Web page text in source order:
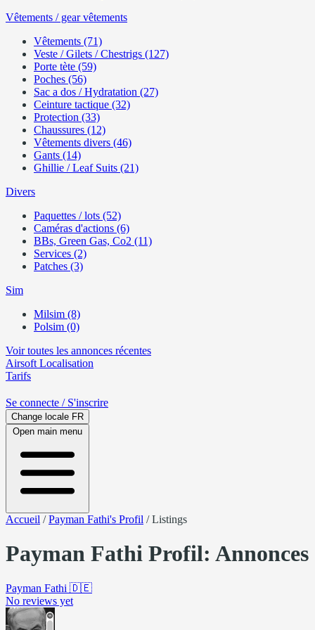
Vêtements / gear vêtements
Vêtements (71)
Veste / Gilets / Chestrigs (127)
Porte tète (59)
Poches (56)
Sac a dos / Hydratation (27)
Ceinture tactique (32)
Protection (33)
Chaussures (12)
Vêtements divers (46)
Gants (14)
Ghillie / Leaf Suits (21)
Divers
Paquettes / lots (52)
Caméras d'actions (6)
BBs, Green Gas, Co2 (11)
Services (2)
Patches (3)
Sim
Milsim (8)
Polsim (0)
Voir toutes les annonces récentes
Airsoft Localisation
Tarifs
Se connecte / S'inscrire
Change locale FR
Open main menu
Accueil /Payman Fathi's Profil /Listings
Payman Fathi Profil: Annonces
Payman Fathi 🇩🇪
No reviews yet